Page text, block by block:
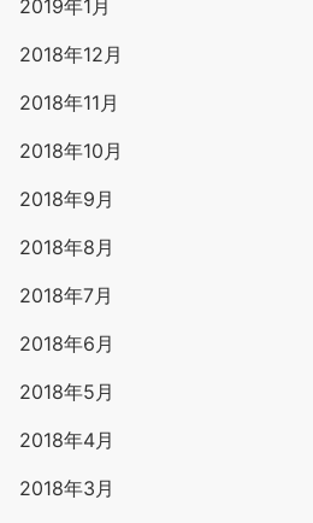
2019年1月
2018年12月
2018年11月
2018年10月
2018年9月
2018年8月
2018年7月
2018年6月
2018年5月
2018年4月
2018年3月